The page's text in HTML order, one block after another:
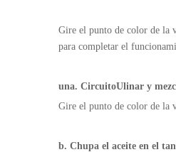
Gire el punto de color de la
para completar el
una. CircuitoUlinar y
Gire el punto de color de la
b. Chupa el aceite en el